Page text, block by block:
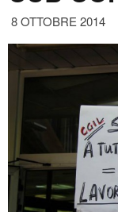
8 OTTOBRE 2014